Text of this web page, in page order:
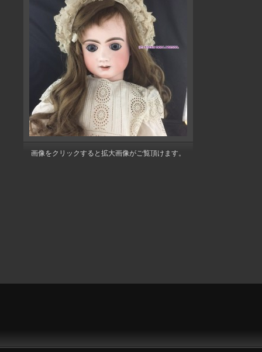
画像をクリックすると拡大画像がご覧頂けます。